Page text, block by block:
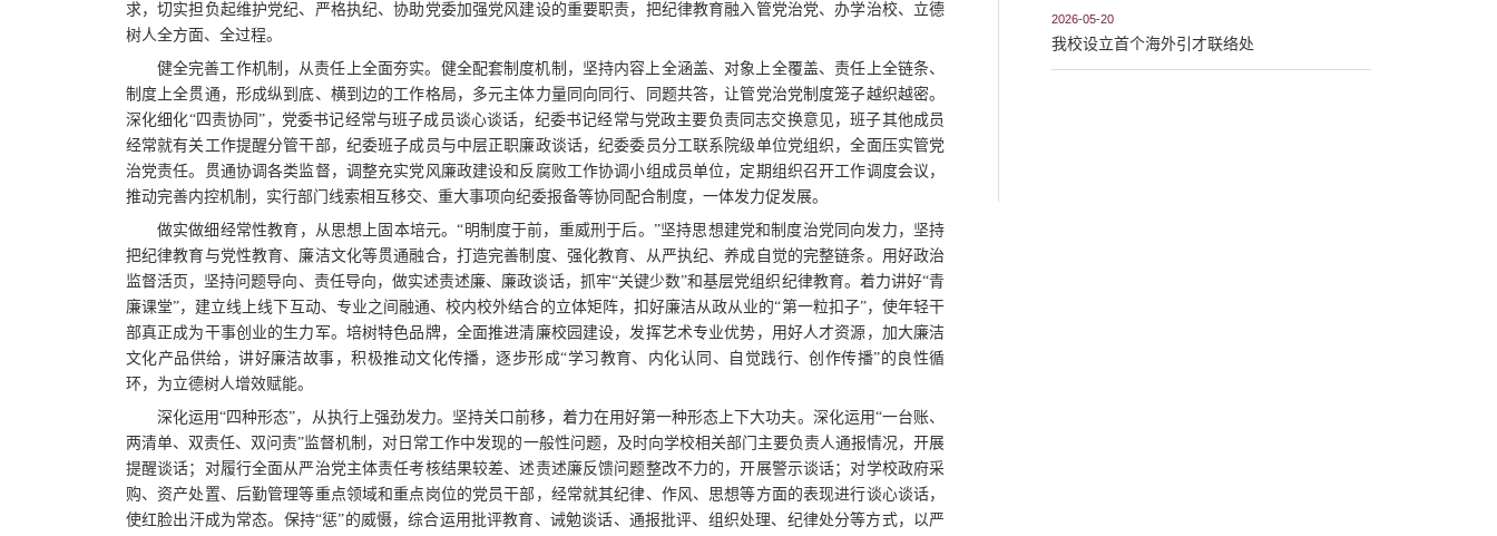
求，切实担负起维护党纪、严格执纪、协助党委加强党风建设的重要职责，把纪律教育融入管党治党、办学治校、立德
树人全方面、全过程。
健全完善工作机制，从责任上全面夯实。健全配套制度机制，坚持内容上全涵盖、对象上全覆盖、责任上全链条、
制度上全贯通，形成纵到底、横到边的工作格局，多元主体力量同向同行、同题共答，让管党治党制度笼子越织越密。
深化细化“四责协同”，党委书记经常与班子成员谈心谈话，纪委书记经常与党政主要负责同志交换意见，班子其他成员
经常就有关工作提醒分管干部，纪委班子成员与中层正职廉政谈话，纪委委员分工联系院级单位党组织，全面压实管党
治党责任。贯通协调各类监督，调整充实党风廉政建设和反腐败工作协调小组成员单位，定期组织召开工作调度会议，
推动完善内控机制，实行部门线索相互移交、重大事项向纪委报备等协同配合制度，一体发力促发展。
做实做细经常性教育，从思想上固本培元。“明制度于前，重威刑于后。”坚持思想建党和制度治党同向发力，坚持
把纪律教育与党性教育、廉洁文化等贯通融合，打造完善制度、强化教育、从严执纪、养成自觉的完整链条。用好政治
监督活页，坚持问题导向、责任导向，做实述责述廉、廉政谈话，抓牢“关键少数”和基层党组织纪律教育。着力讲好“青
廉课堂”，建立线上线下互动、专业之间融通、校内校外结合的立体矩阵，扣好廉洁从政从业的“第一粒扣子”，使年轻干
部真正成为干事创业的生力军。培树特色品牌，全面推进清廉校园建设，发挥艺术专业优势，用好人才资源，加大廉洁
文化产品供给，讲好廉洁故事，积极推动文化传播，逐步形成“学习教育、内化认同、自觉践行、创作传播”的良性循
环，为立德树人增效赋能。
深化运用“四种形态”，从执行上强劲发力。坚持关口前移，着力在用好第一种形态上下大功夫。深化运用“一台账、
两清单、双责任、双问责”监督机制，对日常工作中发现的一般性问题，及时向学校相关部门主要负责人通报情况，开展
提醒谈话；对履行全面从严治党主体责任考核结果较差、述责述廉反馈问题整改不力的，开展警示谈话；对学校政府采
购、资产处置、后勤管理等重点领域和重点岗位的党员干部，经常就其纪律、作风、思想等方面的表现进行谈心谈话，
使红脸出汗成为常态。保持“惩”的威慑，综合运用批评教育、诫勉谈话、通报批评、组织处理、纪律处分等方式，以严
2026-05-20
我校设立首个海外引才联络处